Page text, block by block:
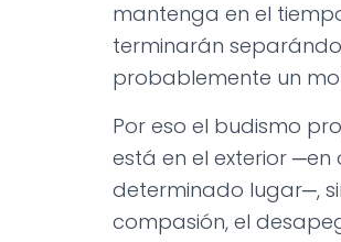
mantenga en el
terminarán
probablemente un
Por eso el budismo
está en el exterior
determinado lugar─,
compasión, el